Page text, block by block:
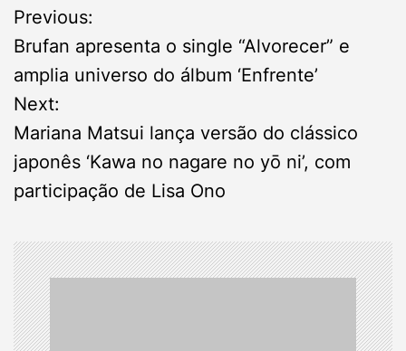
P
o
s
t
n
a
v
i
Previous:
Brufan apresenta o single “Alvorecer” e
amplia universo do álbum ‘Enfrente’
Next:
Mariana Matsui lança versão do clássico
japonês ‘Kawa no nagare no yō ni’, com
participação de Lisa Ono